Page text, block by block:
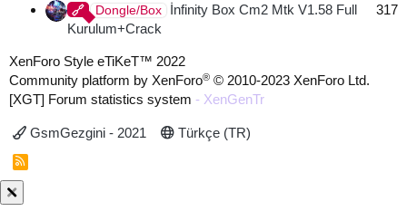
Dongle/Box
İnfinity Box Cm2 Mtk V1.58 Full
Kurulum+Crack
317
XenForo Style eTiKeT™ 2022
Community platform by XenForo® © 2010-2023 XenForo Ltd.
[XGT] Forum statistics system - XenGenTr
GsmGezgini - 2021 Türkçe (TR)